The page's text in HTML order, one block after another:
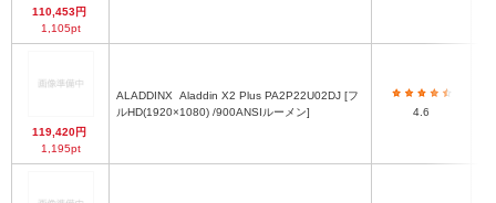
110,453円
1,105pt
119,420円
1,195pt
ALADDINX
ルHD(1920×1080) /900ANSIルーメン]
4.6